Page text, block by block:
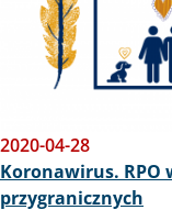
2020-04-28
Koronawirus.
przygranicznych